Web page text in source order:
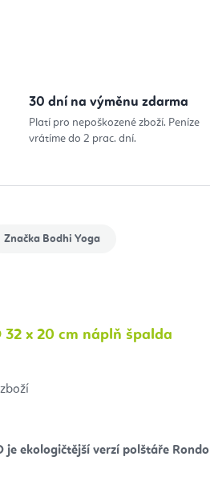
30 dní na výměnu zdarma
Platí pro nepoškozené zboží. Peníze
vrátíme do 2 prac. dní.
Značka Bodhi Yoga
32 x 20 cm náplň špalda
je ekologičtější verzí polštáře Rondo